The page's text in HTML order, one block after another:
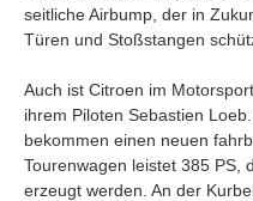
seitliche Airbump, der in
Türen und Stoßstangen
Auch ist Citroen im
ihrem Piloten Sebastien
bekommen einen neuen
Tourenwagen leistet 385 PS,
erzeugt werden. An der